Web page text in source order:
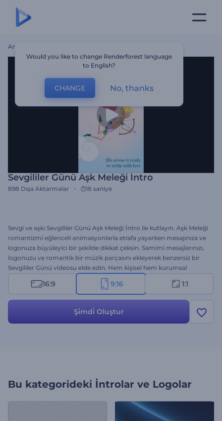
Ana Sayfa
Sevgililer Günü Aşk Meleği İntro
898 Dışa Aktarmalar 18 saniye
Sevgi ve aşkı Sevgililer Günü Aşk Meleği İntro ile kutlayın. Aşk Meleği
romantizmi eğlenceli animasyonlarla etrafa yayarken mesajınıza ve
logonuza büyüleyici bir şekilde dikkat çeksin. Samimi mesajlarınızı,
logonuzu ve romantik bir müzik parçasını ekleyerek benzersiz bir
Sevgililer Günü videosu elde edin. Hem kişisel hem kurumsal
kullanıma uygun bu intro ile aşk, sevgi ve romantizmi hedef
muhataplarınızla paylaşın. Hemen oluşturun ve Aşk Meleği sevenleri
16:9 9:16 1:1
Şi̇mdi̇ Oluştur
Bu kategorideki İntrolar ve Logolar
Would you like to change Renderforest language
to English?
CHANGE No, thanks